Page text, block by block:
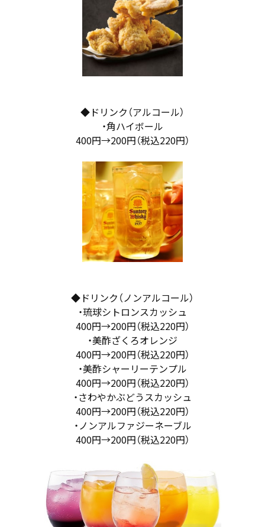
◆ドリンク（アルコール）
・角ハイボール
400円→200円（税込220円）
◆ドリンク（ノンアルコール）
・琉球シトロンスカッシュ
400円→200円（税込220円）
・美酢ざくろオレンジ
400円→200円（税込220円）
・美酢シャーリーテンプル
400円→200円（税込220円）
・さわやかぶどうスカッシュ
400円→200円（税込220円）
・ノンアルファジーネーブル
400円→200円（税込220円）